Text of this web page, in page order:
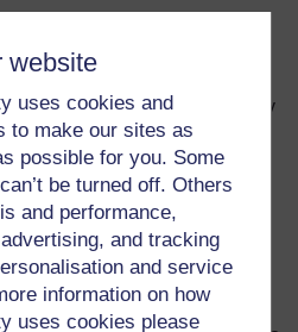
website
uses cookies and
to make our sites as
possible for you. Some
be turned off. Others
and performance,
and tracking
and service
information on how
uses cookies please
que les rayons de lumière
sont réfléchis).
une absence de lumière. S’il n’y
pour réfléchir les objets, tout
voir.
qui se déplace ?
les objets transparents (le
etc.).